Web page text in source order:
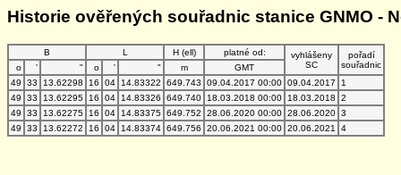
Historie ověřených souřadnic stanice GNMO -
B L H (ell) platné od:
vyhlášeny
SC
pořadí
souřadnic
o ' " o ' " m
GMT
49
33 13.62298 16 04 14.83322 649.743 09.04.2017 00:00 09.04.2017
1
49
33 13.62295 16 04 14.83326 649.740 18.03.2018 00:00 18.03.2018
2
49
33 13.62275 16 04 14.83375 649.752 28.06.2020 00:00 28.06.2020 3
49
33 13.62272 16 04 14.83374 649.756 20.06.2021 00:00 20.06.2021 4